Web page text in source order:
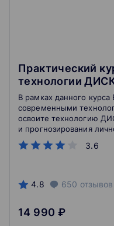
Практический
технологии
3.6
В рамках данного
современными
освоите технологию
и прогнозирования
кандидата на вакансию,
прогнозы в ИПР
4.8 650 отзывов
14 990 ₽